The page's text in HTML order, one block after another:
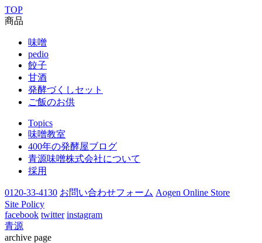
TOP
商品
味噌
pedio
餃子
甘酒
発酵づくしセット
ご飯のお供
Topics
味噌教室
400年の発酵屋ブログ
青源味噌株式会社について
採用
0120-33-4130 お問い合わせフォーム Aogen Online Store
Site Policy
facebook twitter instagram
青源
archive page